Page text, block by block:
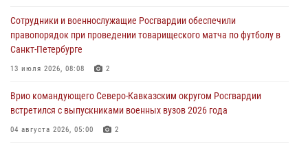
Смольного собора в Санкт-Петербурге (видео)
07 августа 2026, 11:34 3
В Курске росгвардейцы провели занятие по основам
07 августа 2026, 11:33
Рэпер ST посетил раненых росгвардейцев в Главном военном
Сотрудники и военнослужащие Росгвардии обеспечили
правопорядок при проведении товарищеского матча по футболу в
Санкт-Петербурге
13 июля 2026, 08:08 2
Врио командующего Северо-Кавказским округом Росгвардии
встретился с выпускниками военных вузов 2026 года
04 августа 2026, 05:00 2